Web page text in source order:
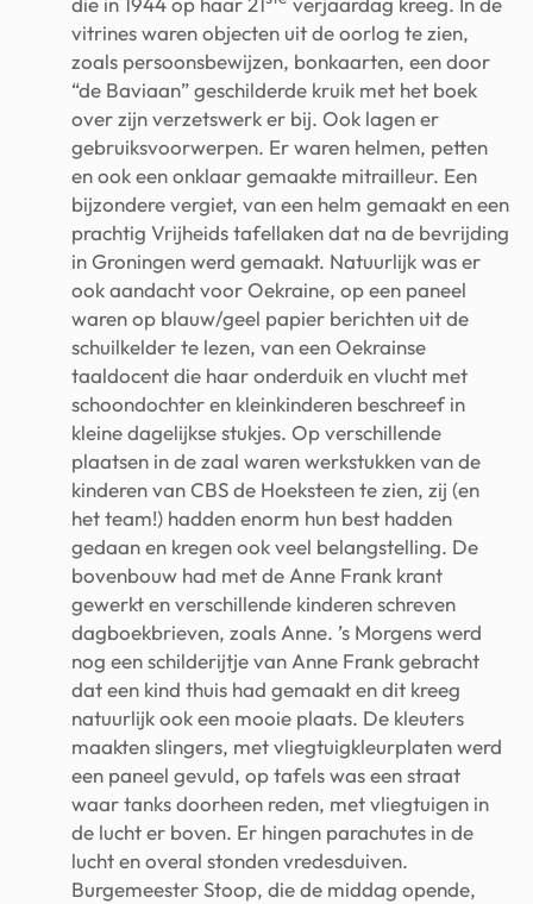
vitrines waren objecten uit de oorlog te zien,
zoals persoonsbewijzen, bonkaarten, een door
“de Baviaan” geschilderde kruik met het boek
over zijn verzetswerk er bij. Ook lagen er
gebruiksvoorwerpen. Er waren helmen, petten
en ook een onklaar gemaakte mitrailleur. Een
bijzondere vergiet, van een helm gemaakt en een
prachtig Vrijheids tafellaken dat na de bevrijding
in Groningen werd gemaakt. Natuurlijk was er
ook aandacht voor Oekraine, op een paneel
waren op blauw/geel papier berichten uit de
schuilkelder te lezen, van een Oekrainse
taaldocent die haar onderduik en vlucht met
schoondochter en kleinkinderen beschreef in
kleine dagelijkse stukjes. Op verschillende
plaatsen in de zaal waren werkstukken van de
kinderen van CBS de Hoeksteen te zien, zij (en
het team!) hadden enorm hun best hadden
gedaan en kregen ook veel belangstelling. De
bovenbouw had met de Anne Frank krant
gewerkt en verschillende kinderen schreven
dagboekbrieven, zoals Anne. ’s Morgens werd
nog een schilderijtje van Anne Frank gebracht
dat een kind thuis had gemaakt en dit kreeg
natuurlijk ook een mooie plaats. De kleuters
maakten slingers, met vliegtuigkleurplaten werd
een paneel gevuld, op tafels was een straat
waar tanks doorheen reden, met vliegtuigen in
de lucht er boven. Er hingen parachutes in de
lucht en overal stonden vredesduiven.
Burgemeester Stoop, die de middag opende,